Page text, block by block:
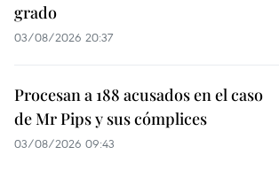
grado
03/08/2026 20:37
Procesan a 188 acusados en el caso
de Mr Pips y sus cómplices
03/08/2026 09:43